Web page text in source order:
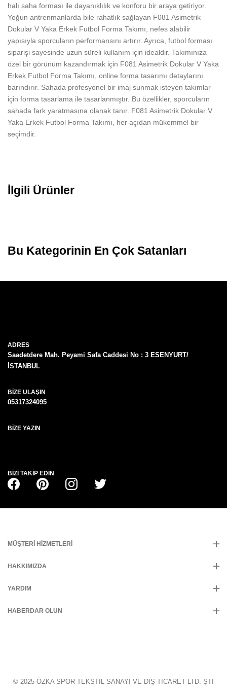
halı saha forması ile dayanıklılık ve konforu bir araya getiriyor.
Yoğun antrenmanlarda bile rahatlık sağlayan F081 Asimetrik
Dokular V Yaka Erkek Futbol Forma Takımı, nefes alabilir
yapısıyla sporcuların performansını artırır. Ayrıca, futbol forması
siparişi sayesinde uzun süreli kullanım için idealdir. Takımınıza
özel bir görünüm kazandırmak için F081 Asimetrik Dokular V Yaka
Erkek Futbol Forma Takımı, online forma tasarımı detaylarını
barındırır. Sahada profesyonel bir imaj sunmak isteyen takımlar
için forma tasarlama ile tasarlanmıştır. Bu özellikler, sporcuların
sahada fark yaratmasına olanak tanır. F081 Asimetrik Dokular V
Yaka Erkek Futbol Forma Takımı, her açıdan mükemmel bir
seçimdir.
İlgili Ürünler
Bu Kategorinin En Çok Satanları
ADRES
Saadetdere Mah. Peyami Safa Caddesi No : 3 ESENYURT/
İSTANBUL
BIZE ULAŞIN
05317324095
BIZE YAZIN
BIZI TAKIP EDIN
MÜŞTERI HIZMETLERI
HAKKIMIZDA
YARDIM
HABERDAR OLUN
© 2025 ÖZKA SPOR TEKSTİL SANAYİ VE DIŞ TİCARET LTD. ŞTİ